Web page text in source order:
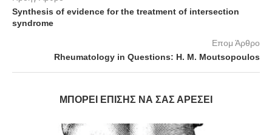
Synthesis of evidence for the treatment of intersection
syndrome
Επομ Άρθρο
Rheumatology in Questions: H. M. Moutsopoulos
ΜΠΟΡΕΊ ΕΠΊΣΗΣ ΝΑ ΣΑΣ ΑΡΈΣΕΙ